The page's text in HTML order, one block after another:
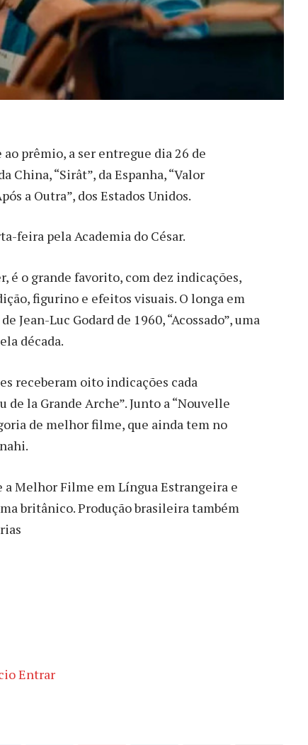
prêmio, a ser entregue dia 26 de
China, “Sirât”, da Espanha, “Valor
a Outra”, dos Estados Unidos.
feira pela Academia do César.
é o grande favorito, com dez indicações,
figurino e efeitos visuais. O longa em
Jean-Luc Godard de 1960, “Acossado”, uma
década.
receberam oito indicações cada
de la Grande Arche”. Junto a “Nouvelle
de melhor filme, que ainda tem no
Melhor Filme em Língua Estrangeira e
britânico. Produção brasileira também